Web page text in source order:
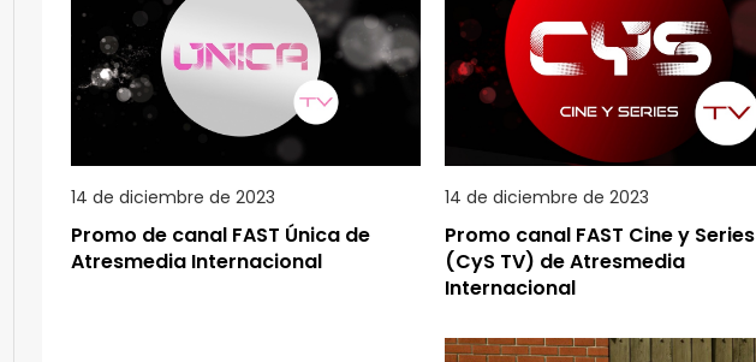
14 de diciembre de 2023
Promo de canal FAST Única de
Atresmedia Internacional
14 de diciembre de 2023
Promo canal FAST Cine y Series
(CyS TV) de Atresmedia
Internacional